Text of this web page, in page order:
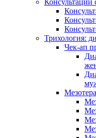
Консультации
Трихология:
Чек-ап